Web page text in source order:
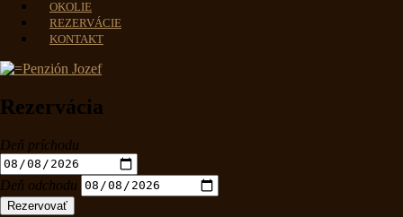
OKOLIE
REZERVÁCIE
KONTAKT
Rezervácia
Deň príchodu
Deň odchodu
Rezervovať